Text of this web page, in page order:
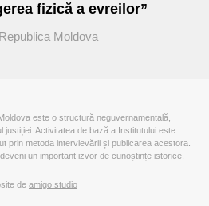
fizică a evreilor”
Republica Moldova
este o structură neguvernamentală,
Activitatea de bază a Institutului este
prin metoda intervievării și publicarea acestora.
un important izvor de cunoștințe istorice.
de amigo.studio